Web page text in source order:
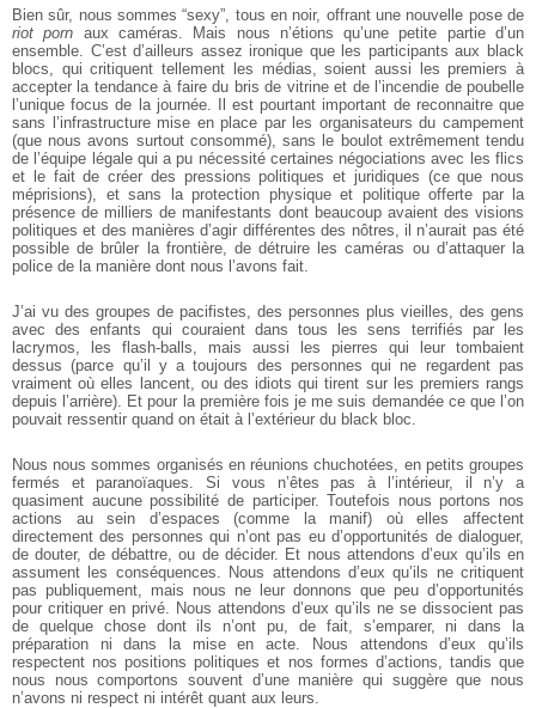
Bien sûr, nous sommes “sexy”, tous en noir, offrant une nouvelle pose de
riot porn aux caméras. Mais nous n’étions qu’une petite partie d’un
ensemble. C’est d’ailleurs assez ironique que les participants aux black
blocs, qui critiquent tellement les médias, soient aussi les premiers à
accepter la tendance à faire du bris de vitrine et de l’incendie de poubelle
l’unique focus de la journée. Il est pourtant important de reconnaitre que
sans l’infrastructure mise en place par les organisateurs du campement
(que nous avons surtout consommé), sans le boulot extrêmement tendu
de l’équipe légale qui a pu nécessité certaines négociations avec les flics
et le fait de créer des pressions politiques et juridiques (ce que nous
méprisions), et sans la protection physique et politique offerte par la
présence de milliers de manifestants dont beaucoup avaient des visions
politiques et des manières d’agir différentes des nôtres, il n’aurait pas été
possible de brûler la frontière, de détruire les caméras ou d’attaquer la
police de la manière dont nous l’avons fait.
J’ai vu des groupes de pacifistes, des personnes plus vieilles, des gens
avec des enfants qui couraient dans tous les sens terrifiés par les
lacrymos, les flash-balls, mais aussi les pierres qui leur tombaient
dessus (parce qu’il y a toujours des personnes qui ne regardent pas
vraiment où elles lancent, ou des idiots qui tirent sur les premiers rangs
depuis l’arrière). Et pour la première fois je me suis demandée ce que l’on
pouvait ressentir quand on était à l’extérieur du black bloc.
Nous nous sommes organisés en réunions chuchotées, en petits groupes
fermés et paranoïaques. Si vous n’êtes pas à l’intérieur, il n’y a
quasiment aucune possibilité de participer. Toutefois nous portons nos
actions au sein d’espaces (comme la manif) où elles affectent
directement des personnes qui n’ont pas eu d’opportunités de dialoguer,
de douter, de débattre, ou de décider. Et nous attendons d’eux qu’ils en
assument les conséquences. Nous attendons d’eux qu’ils ne critiquent
pas publiquement, mais nous ne leur donnons que peu d’opportunités
pour critiquer en privé. Nous attendons d’eux qu’ils ne se dissocient pas
de quelque chose dont ils n’ont pu, de fait, s’emparer, ni dans la
préparation ni dans la mise en acte. Nous attendons d’eux qu’ils
respectent nos positions politiques et nos formes d’actions, tandis que
nous nous comportons souvent d’une manière qui suggère que nous
n’avons ni respect ni intérêt quant aux leurs.